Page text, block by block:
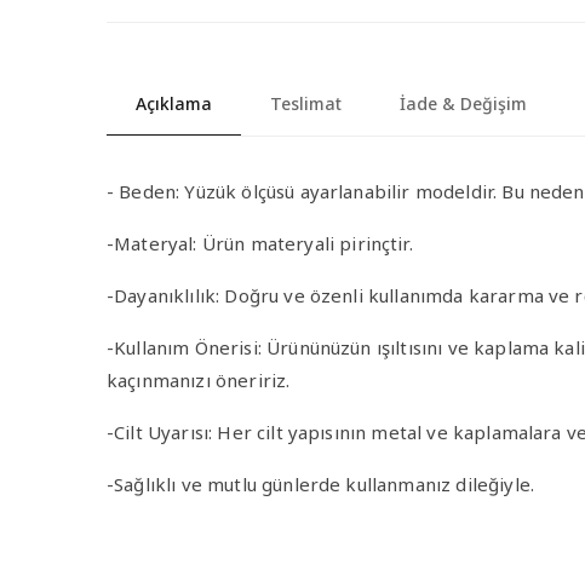
Açıklama Teslimat İade & Değişim
- Beden:Yüzük ölçüsü ayarlanabilir modeldir. Bu
-Materyal: Ürün materyali pirinçtir.
-Dayanıklılık: Doğru ve özenli kullanımda kararma ve
-Kullanım Önerisi: Ürününüzün ışıltısını ve
kaçınmanızı öneririz.
-Cilt Uyarısı: Her cilt yapısının metal ve kaplamalara
-Sağlıklı ve mutlu günlerde kullanmanız dileğiyle.